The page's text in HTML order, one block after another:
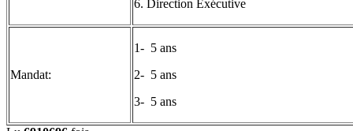
6. Direction Exécutive
Mandat:
1- 5 ans
2- 5 ans
3- 5 ans